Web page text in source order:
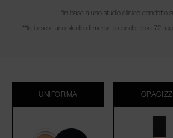
*In base a uno studio clinico condotto
**In base a uno studio di mercato condotto su 72
UNIFORMA